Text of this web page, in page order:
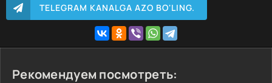
TELEGRAM KANALGA AZO BO'LING.
Рекомендуем посмотреть: